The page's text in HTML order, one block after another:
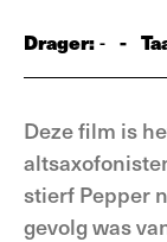
Drager:- -
Deze film is
stierf Pepper
gevolg was